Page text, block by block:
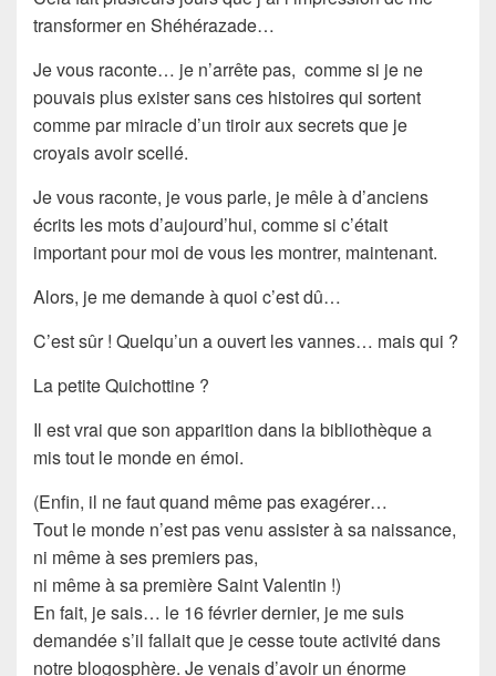
transformer en Shéhérazade…
Je vous raconte… je n’arrête pas, comme si je ne
pouvais plus exister sans ces histoires qui sortent
comme par miracle d’un tiroir aux secrets que je
croyais avoir scellé.
Je vous raconte, je vous parle, je mêle à d’anciens
écrits les mots d’aujourd’hui, comme si c’était
important pour moi de vous les montrer, maintenant.
Alors, je me demande à quoi c’est dû…
C’est sûr ! Quelqu’un a ouvert les vannes… mais qui ?
La petite Quichottine ?
Il est vrai que son apparition dans la bibliothèque a
mis tout le monde en émoi.
(Enfin, il ne faut quand même pas exagérer…
Tout le monde n’est pas venu assister à sa naissance,
ni même à ses premiers pas,
ni même à sa première Saint Valentin !)
En fait, je sais… le 16 février dernier, je me suis
demandée s’il fallait que je cesse toute activité dans
notre blogosphère. Je venais d’avoir un énorme